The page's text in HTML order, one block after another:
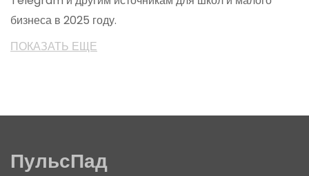
бизнеса в 2025 году.
ПОКАЗАТЬ ЕЩЕ
ПульсПад